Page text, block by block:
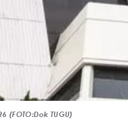
(FOTO:Dok TUGU)